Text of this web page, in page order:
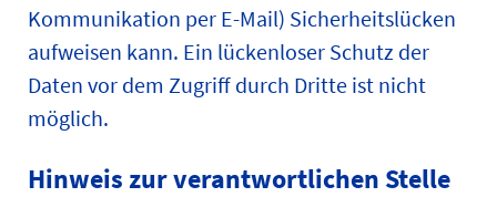
Kommunikation per E-Mail) Sicherheitslücken
aufweisen kann. Ein lückenloser Schutz der
Daten vor dem Zugriff durch Dritte ist nicht
möglich.
Hinweis zur verantwortlichen Stelle